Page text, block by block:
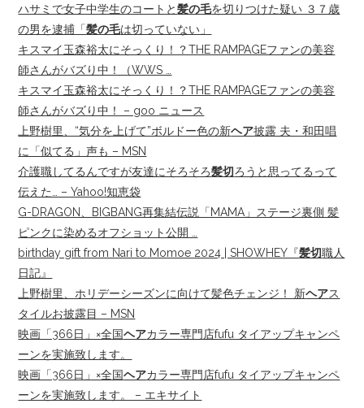
ハサミで女子中学生のコートと髪の毛を切りつけた疑い ３７歳
の男を逮捕「髪の毛は切っていない」
キスマイ玉森裕太にそっくり！？THE RAMPAGEファンの美容
師さんがバズり中！（WWS …
キスマイ玉森裕太にそっくり！？THE RAMPAGEファンの美容
師さんがバズり中！ – goo ニュース
上野樹里、“気分を上げて”ボルドー色の新ヘア披露 夫・和田唱
に「似てる」声も – MSN
介護職してるんですが友達にそろそろ髪切ろうと思ってるって
伝えた… – Yahoo!知恵袋
G-DRAGON、BIGBANG再集結伝説「MAMA」ステージ裏側 髪
ピンクに染めるオフショット公開 …
birthday gift from Nari to Momoe 2024 | SHOWHEY『髪切職人
日記』
上野樹里、ホリデーシーズンに向けて髪色チェンジ！ 新ヘアス
タイルお披露目 – MSN
映画「366日」×全国ヘアカラー専門店fufu タイアップキャンペ
ーンを実施致します。
映画「366日」×全国ヘアカラー専門店fufu タイアップキャンペ
ーンを実施致します。 – エキサイト